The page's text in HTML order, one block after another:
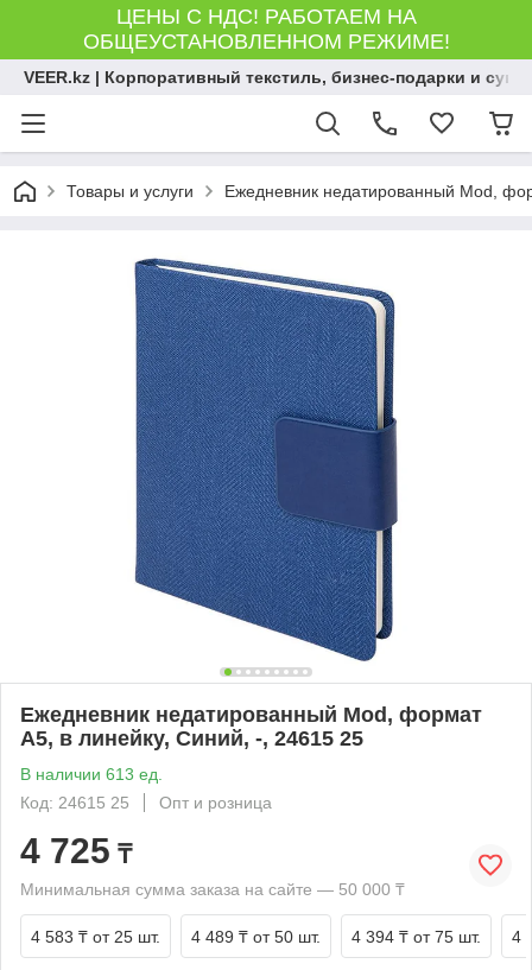
ЦЕНЫ С НДС! РАБОТАЕМ НА
ОБЩЕУСТАНОВЛЕННОМ РЕЖИМЕ!
VEER.kz | Корпоративный текстиль, бизнес-подарки и
Товары и услуги Ежедневник недатированный Mod,
Ежедневник недатированный Mod, формат
А5, в линейку, Синий, -, 24615 25
В наличии 613 ед.
Код: 24615 25
Опт и розница
4 725 ₸
Минимальная сумма заказа на сайте — 50 000 ₸
4 583 ₸ от 25 шт. 4 489 ₸ от 50 шт. 4 394 ₸ от 75 шт. 4